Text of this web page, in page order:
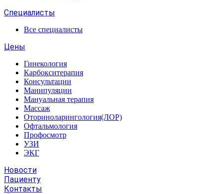
Специалисты
Все специалисты
Цены
Гинекология
Карбокситерапия
Консультации
Манипуляции
Мануальная терапия
Массаж
Оториноларингология(ЛОР)
Офтальмология
Профосмотр
УЗИ
ЭКГ
Новости
Пациенту
Контакты